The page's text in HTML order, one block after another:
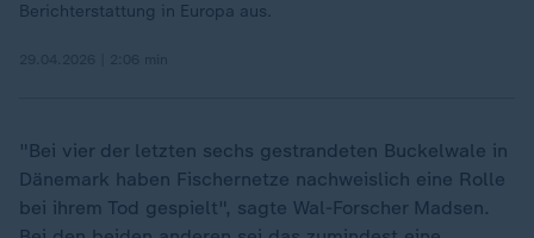
Berichterstattung in Europa aus.
"Bei vier der letzten sechs gestrandeten Buckelwale in
Dänemark haben Fischernetze nachweislich eine Rolle
bei ihrem Tod gespielt", sagte Wal-Forscher Madsen.